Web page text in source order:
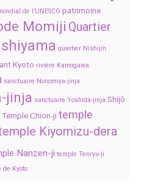
de l’UNESCO patrimoine
Momiji Quartier
quartier Nishijin
Kyoto rivière Kamogawa
sanctuaire Nonomiya-jinja
jinja sanctuaire Yoshida-jinja Shijô
Temple Chion-ji temple
Kiyomizu-dera
Nanzen-ji temple Tenryu-ji
de Kyoto